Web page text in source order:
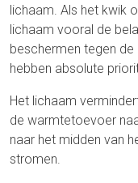
lichaam. Als het kwik
lichaam vooral de
beschermen tegen de
hebben absolute
Het lichaam
de warmtetoevoer
naar het midden van
stromen.